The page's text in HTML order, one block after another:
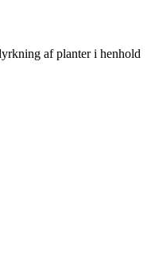
af planter i henhold